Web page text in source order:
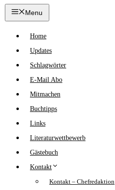
Zum
Inhalt
Menu
Home
Updates
Schlagwörter
E-Mail Abo
Mitmachen
Buchtipps
Links
Literaturwettbewerb
Gästebuch
Kontakt
Kontakt – Chefredaktion